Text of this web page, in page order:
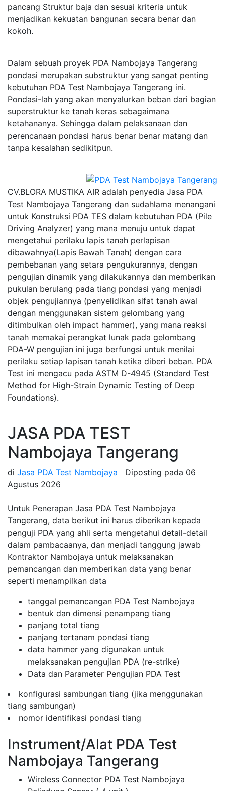
pancang Struktur baja dan sesuai kriteria untuk
menjadikan kekuatan bangunan secara benar dan
kokoh.
Dalam sebuah proyek PDA Nambojaya Tangerang
pondasi merupakan substruktur yang sangat penting
kebutuhan PDA Test Nambojaya Tangerang ini.
Pondasi-lah yang akan menyalurkan beban dari bagian
superstruktur ke tanah keras sebagaimana
ketahananya. Sehingga dalam pelaksanaan dan
perencanaan pondasi harus benar benar matang dan
tanpa kesalahan sedikitpun.
CV.BLORA MUSTIKA AIR adalah penyedia Jasa PDA
Test Nambojaya Tangerang dan sudahlama menangani
untuk Konstruksi PDA TES dalam kebutuhan PDA (Pile
Driving Analyzer) yang mana menuju untuk dapat
mengetahui perilaku lapis tanah perlapisan
dibawahnya(Lapis Bawah Tanah) dengan cara
pembebanan yang setara pengukurannya, dengan
pengujian dinamik yang dilakukannya dan memberikan
pukulan berulang pada tiang pondasi yang menjadi
objek pengujiannya (penyelidikan sifat tanah awal
dengan menggunakan sistem gelombang yang
ditimbulkan oleh impact hammer), yang mana reaksi
tanah memakai perangkat lunak pada gelombang
PDA-W pengujian ini juga berfungsi untuk menilai
perilaku setiap lapisan tanah ketika diberi beban. PDA
Test ini mengacu pada ASTM D-4945 (Standard Test
Method for High-Strain Dynamic Testing of Deep
Foundations).
JASA PDA TEST
Nambojaya Tangerang
di Jasa PDA Test Nambojaya Diposting pada 06
Agustus 2026
Untuk Penerapan Jasa PDA Test Nambojaya
Tangerang, data berikut ini harus diberikan kepada
penguji PDA yang ahli serta mengetahui detail-detail
dalam pambacaanya, dan menjadi tanggung jawab
Kontraktor Nambojaya untuk melaksanakan
pemancangan dan memberikan data yang benar
seperti menampilkan data
tanggal pemancangan PDA Test Nambojaya
bentuk dan dimensi penampang tiang
panjang total tiang
panjang tertanam pondasi tiang
data hammer yang digunakan untuk
melaksanakan pengujian PDA (re-strike)
Data dan Parameter Pengujian PDA Test
konfigurasi sambungan tiang (jika menggunakan
tiang sambungan)
nomor identifikasi pondasi tiang
Instrument/Alat PDA Test
Nambojaya Tangerang
Wireless Connector PDA Test Nambojaya